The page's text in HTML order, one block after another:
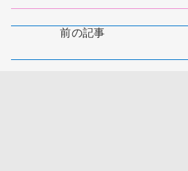
前の記事